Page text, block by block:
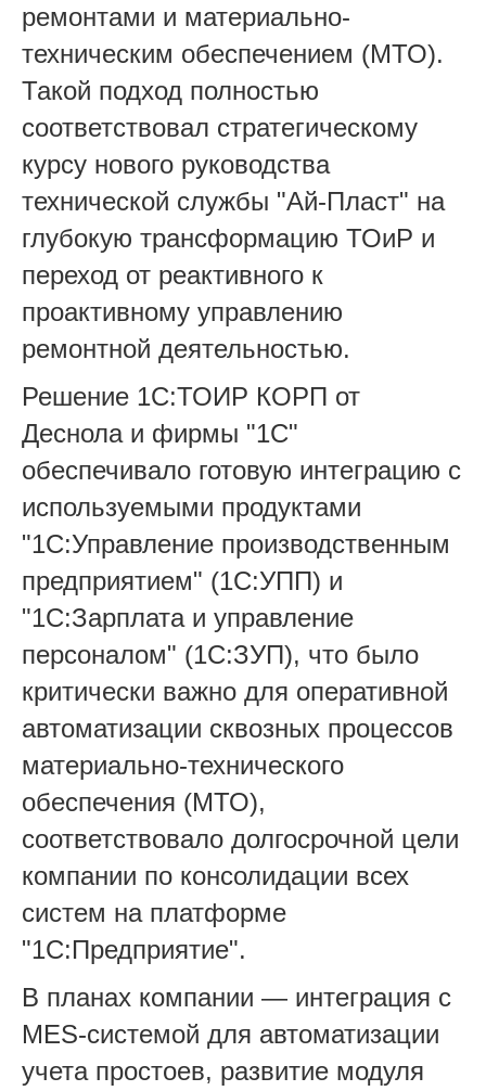
ремонтами и материально-
техническим обеспечением (МТО).
Такой подход полностью
соответствовал стратегическому
курсу нового руководства
технической службы "Ай-Пласт" на
глубокую трансформацию ТОиР и
переход от реактивного к
проактивному управлению
ремонтной деятельностью.
Решение 1С:ТОИР КОРП от
Деснола и фирмы "1С"
обеспечивало готовую интеграцию с
используемыми продуктами
"1С:Управление производственным
предприятием" (1С:УПП) и
"1С:Зарплата и управление
персоналом" (1С:ЗУП), что было
критически важно для оперативной
автоматизации сквозных процессов
материально-технического
обеспечения (МТО),
соответствовало долгосрочной цели
компании по консолидации всех
систем на платформе
"1С:Предприятие".
В планах компании — интеграция с
MES-системой для автоматизации
учета простоев, развитие модуля